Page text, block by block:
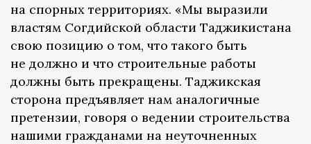
на спорных территориях. «Мы выразили
властям Согдийской области Таджикистана
свою позицию о том, что такого быть
не должно и что строительные работы
должны быть прекращены. Таджикская
сторона предъявляет нам аналогичные
претензии, говоря о ведении строительства
нашими гражданами на неуточненных